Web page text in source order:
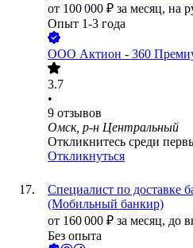
от 100 000 ₽ за месяц, на
Опыт 1-3 года
ООО Актион - 360
3.7
•
9 отзывов
Омск, р-н Центральный
Откликнитесь среди
Откликнуться
Специалист по доставке
(Мобильный банкир)
от 160 000 ₽ за месяц, до
Без опыта